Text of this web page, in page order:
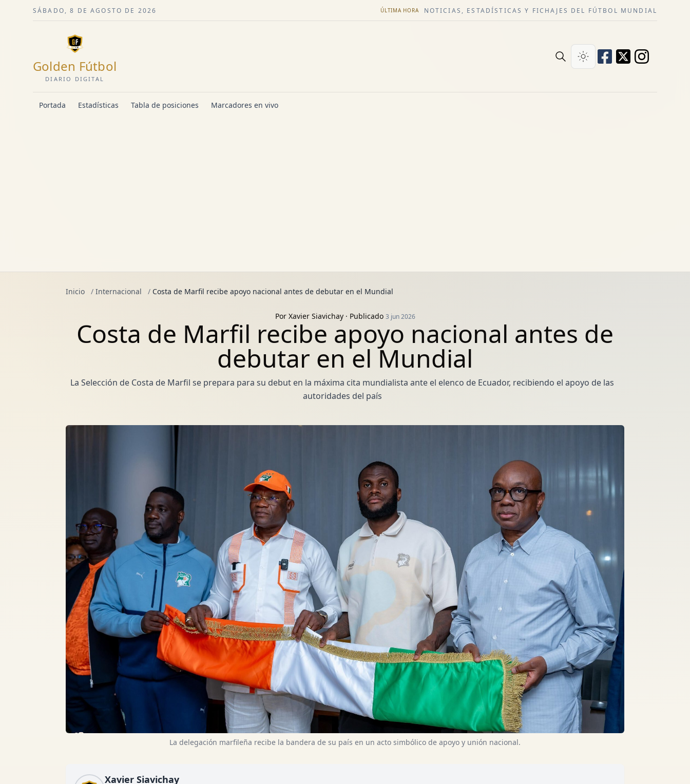
SÁBADO, 8 DE AGOSTO DE 2026 ÚLTIMA HORA NOTICIAS, ESTADÍSTICAS Y FICHAJES DEL FÚTBOL MUNDIAL
Golden Fútbol
DIARIO DIGITAL
Portada Estadísticas Tabla de posiciones Marcadores en vivo
Inicio / Internacional / Costa de Marfil recibe apoyo nacional antes de debutar en el Mundial
Por Xavier Siavichay· Publicado 3 jun 2026
Costa de Marfil recibe apoyo nacional antes de
debutar en el Mundial
La Selección de Costa de Marfil se prepara para su debut en la máxima cita mundialista ante el elenco de Ecuador, recibiendo el apoyo de las
autoridades del país
La delegación marfileña recibe la bandera de su país en un acto simbólico de apoyo y unión nacional.
Xavier Siavichay